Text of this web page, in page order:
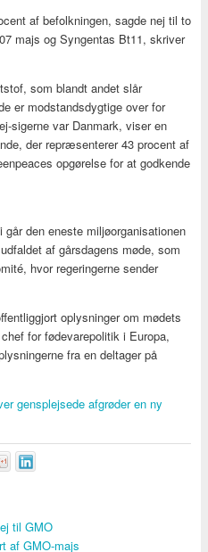
af befolkningen, sagde nej til to
majs og Syngentas Bt11, skriver
som blandt andet slår
er modstandsdygtige over for
sigerne var Danmark, viser en
der repræsenterer 43 procent af
opgørelse for at godkende
den eneste miljøorganisationen
af gårsdagens møde, som
hvor regeringerne sender
oplysninger om mødets
for fødevarepolitik i Europa,
fra en deltager på
gensplejsede afgrøder en ny
til GMO
af GMO-majs